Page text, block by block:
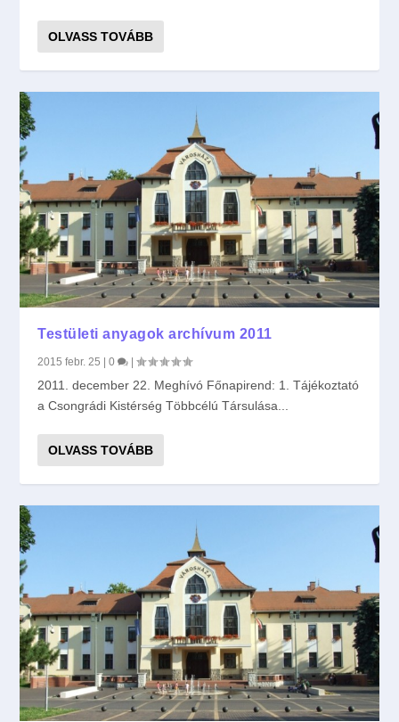
OLVASS TOVÁBB
Testületi anyagok archívum 2011
2015 febr. 25 |0 |
2011. december 22. Meghívó Főnapirend: 1. Tájékoztató
a Csongrádi Kistérség Többcélú Társulása...
OLVASS TOVÁBB